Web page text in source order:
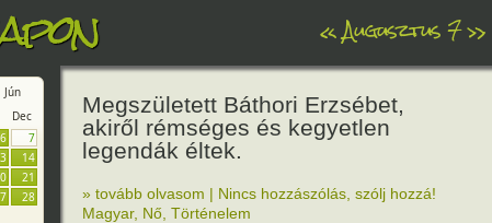
«Augusztus 7»
Jún
Dec
6
7
14
21
28
Megszületett Báthori Erzsébet,
akiről rémséges és kegyetlen
legendák éltek.
» tovább olvasom | Nincs hozzászólás, szólj hozzá!
Magyar, Nő Történelem